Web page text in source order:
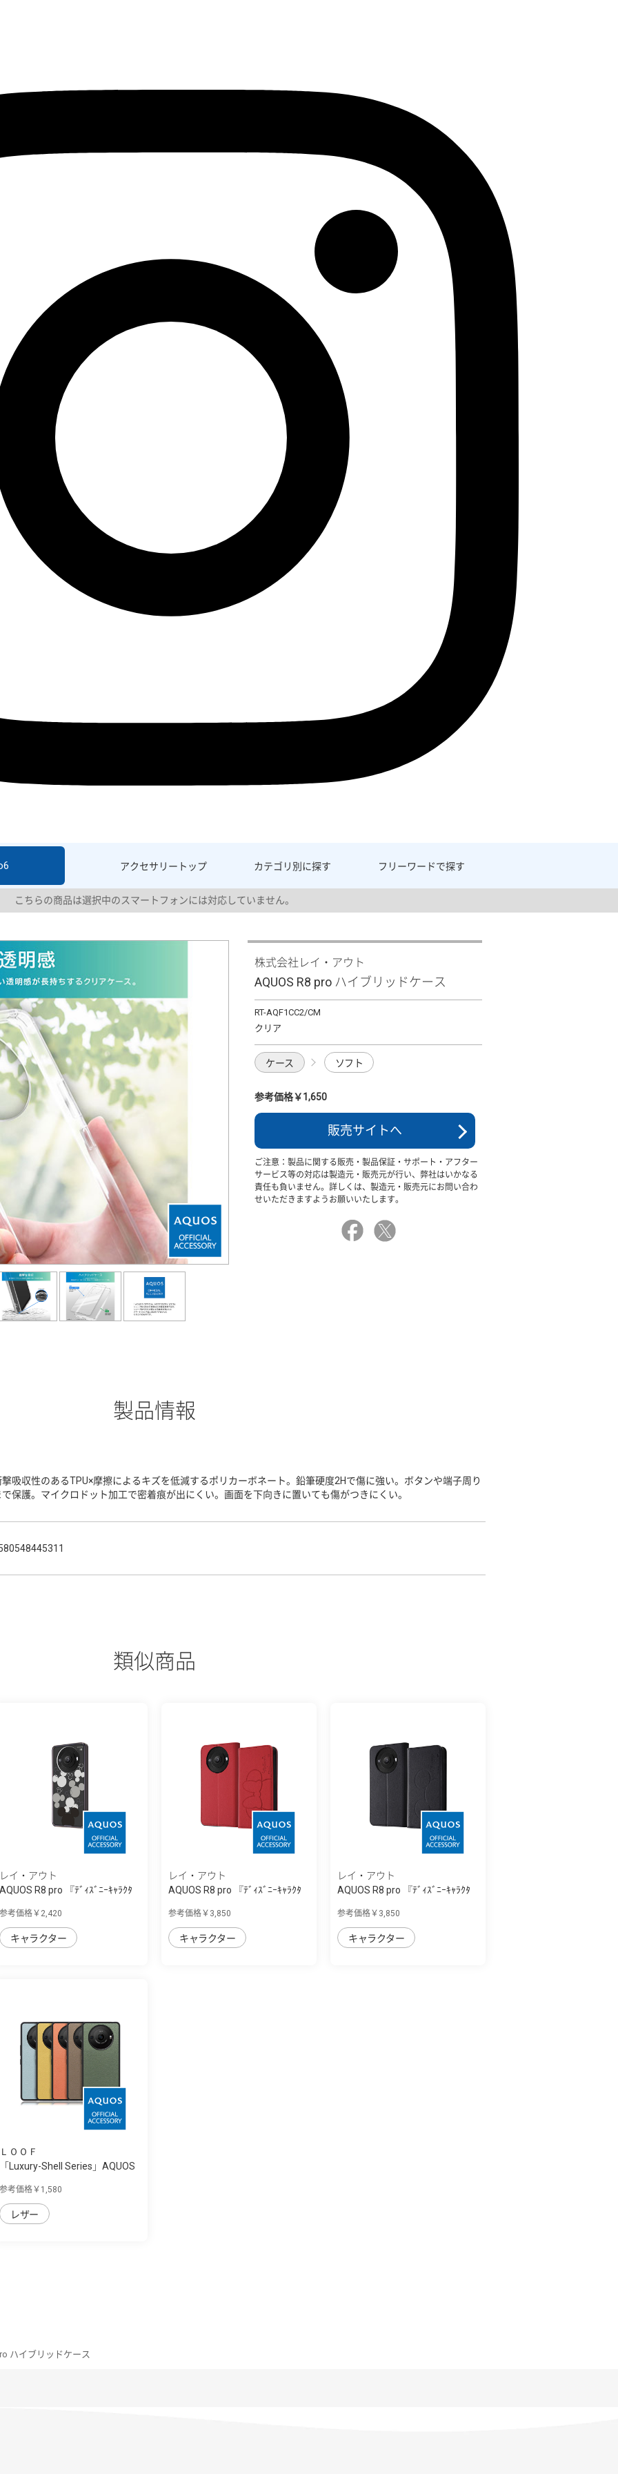
アクセサリー トップ カテゴリ別に探す フリーワードで探す
こちらの商品は選択中のスマートフォンには対応していません。
株式会社レイ・アウト
AQUOS R8 pro ハイブリッドケース
RT-AQF1CC2/CM
クリア
ケース ソフト
参考価格￥1,650
販売サイトへ
ご注意：製品に関する販売・製品保証・サポート・アフター
サービス等の対応は製造元・販売元が行い、弊社はいかなる
責任も負いません。詳しくは、製造元・販売元にお問い合わ
せいただきますようお願いいたします。
製品情報
撃吸収性のあるTPU×摩擦によるキズを低減するポリカーボネート。鉛筆硬度2Hで傷に強い。ボタンや端子周り
で保護。マイクロドット加工で密着痕が出にくい。画面を下向きに置いても傷がつきにくい。
類似商品
レイ・アウト
AQUOS R8 pro 『ﾃﾞｨｽﾞﾆｰｷｬﾗｸﾀ
参考価格￥2,420
キャラクター
レイ・アウト
AQUOS R8 pro 『ﾃﾞｨｽﾞﾆｰｷｬﾗｸﾀ
参考価格￥3,850
キャラクター
レイ・アウト
AQUOS R8 pro 『ﾃﾞｨｽﾞﾆｰｷｬﾗｸﾀ
参考価格￥3,850
キャラクター
ＬＯＯＦ
「Luxury-Shell Series」AQUOS
参考価格￥1,580
レザー
ハイブリッドケース